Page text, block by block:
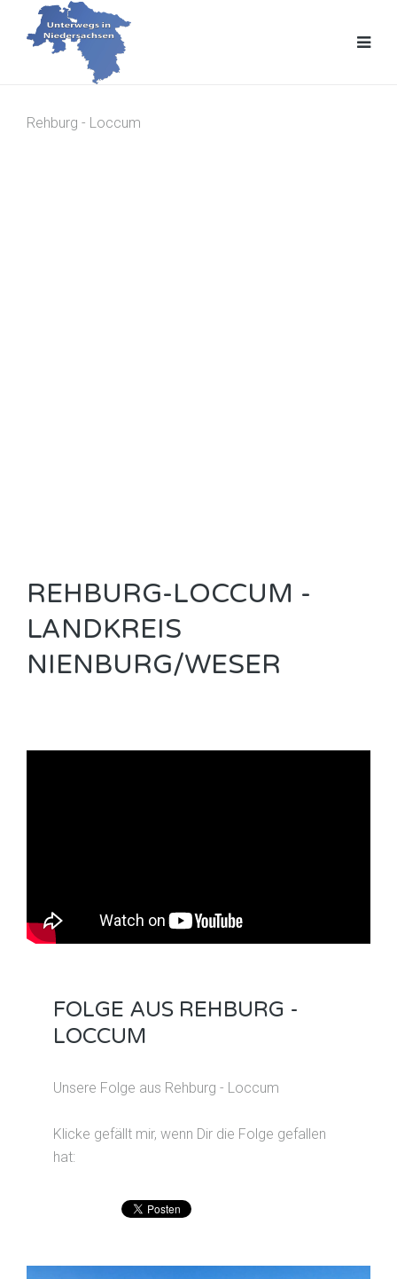
Rehburg - Loccum
REHBURG-LOCCUM -
LANDKREIS
NIENBURG/WESER
FOLGE AUS REHBURG -
LOCCUM
Unsere Folge aus Rehburg - Loccum
Klicke gefällt mir, wenn Dir die Folge gefallen
hat: